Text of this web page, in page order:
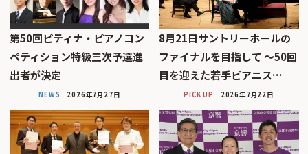
第50回ピティナ・ピアノコン
ペティション特級三次予選進
出者が決定
NEWS 2026年7月27日
8月21日サントリーホールの
ファイナルを目指して 〜50回
目を迎えた若手ピアニス…
PICK UP 2026年7月22日